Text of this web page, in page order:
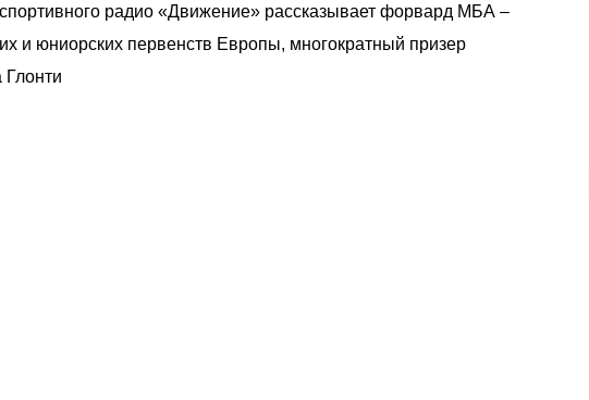
радио «Движение» рассказывает форвард МБА –
и юниорских первенств Европы, многократный призер